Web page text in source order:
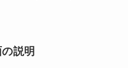
説明